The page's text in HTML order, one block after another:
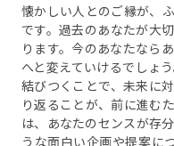
懐かしい人とのご縁が、
です。過去のあなたが大
ります。今のあなたなら
へと変えていけるでしょ
結びつくことで、未来に
り返ることが、前に進む
は、あなたのセンスが存
うな面白い企画や提案に